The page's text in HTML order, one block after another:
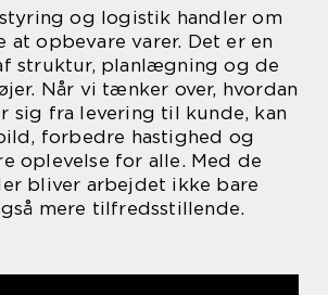
og logistik handler om
at opbevare varer. Det er en
struktur, planlægning og de
Når vi tænker over, hvordan
sig fra levering til kunde, kan
forbedre hastighed og
oplevelse for alle. Med de
bliver arbejdet ikke bare
mere tilfredsstillende.